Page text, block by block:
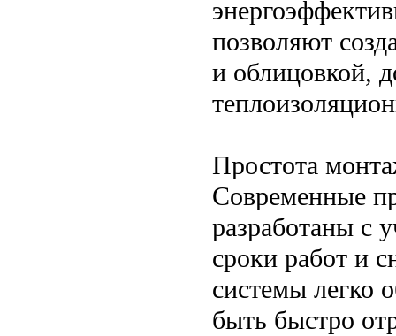
позволяют
и облицовкой,
Простота
Современные
разработаны с
сроки работ и
системы легко
быть быстро